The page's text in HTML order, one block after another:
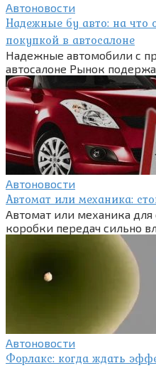
Автоновости
Надежные бу авто: на что
покупкой в автосалоне
Надежные автомобили с
автосалоне Рынок
Автоновости
Автомат или механика:
Автомат или механика
коробки передач сильно
Автоновости
Форлакс: когда ждать